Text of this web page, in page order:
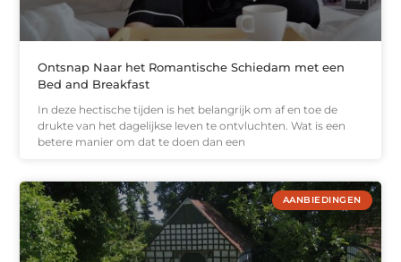
Ontsnap Naar het Romantische Schiedam met een
Bed and Breakfast
In deze hectische tijden is het belangrijk om af en toe de
drukte van het dagelijkse leven te ontvluchten. Wat is een
betere manier om dat te doen dan een
AANBIEDINGEN